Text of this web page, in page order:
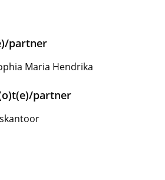
partner
Maria Hendrika
partner